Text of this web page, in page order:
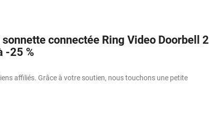
sonnette connectée Ring Video Doorbell 2
-25 %
affiliés. Grâce à votre soutien, nous touchons une petite